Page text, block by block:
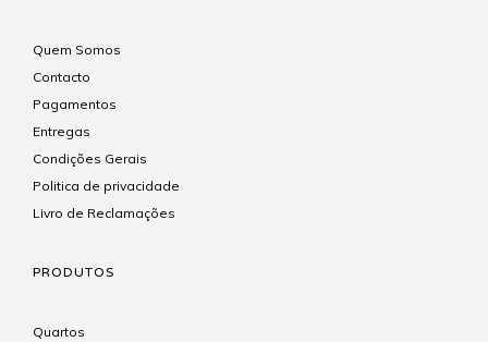
Quem Somos
Contacto
Pagamentos
Entregas
Condições Gerais
Politica de privacidade
Livro de Reclamações
PRODUTOS
Quartos